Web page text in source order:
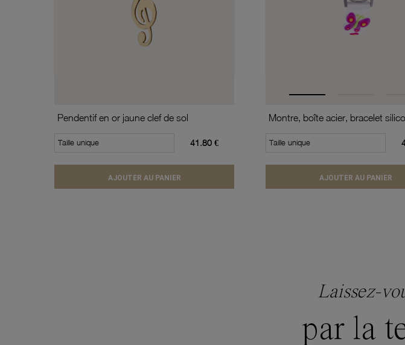
Pendentif en or jaune clef de sol
Taille unique 41.80 €
AJOUTER AU PANIER
Taille unique
AJOUTER AU PANIER
Laissez-
par la